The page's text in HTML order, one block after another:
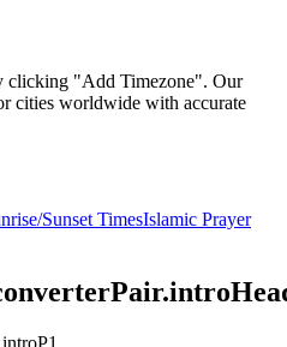
clicking "Add Timezone". Our
cities worldwide with accurate
Sunset TimesIslamic Prayer